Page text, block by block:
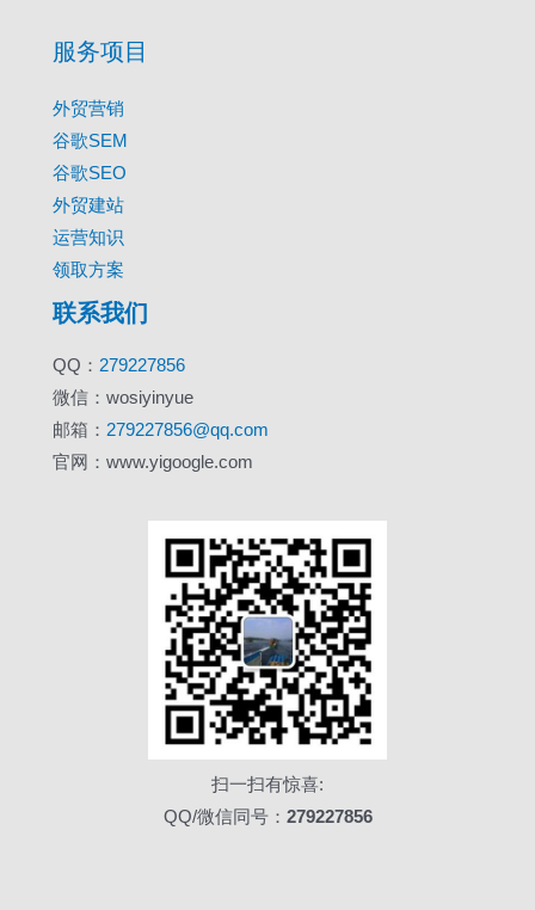
服务项目
外贸营销
谷歌SEM
谷歌SEO
外贸建站
运营知识
领取方案
联系我们
QQ： 279227856
微信：wosiyinyue
邮箱： 279227856@qq.com
官网：www.yigoogle.com
扫一扫有惊喜:
QQ/微信同号： 279227856